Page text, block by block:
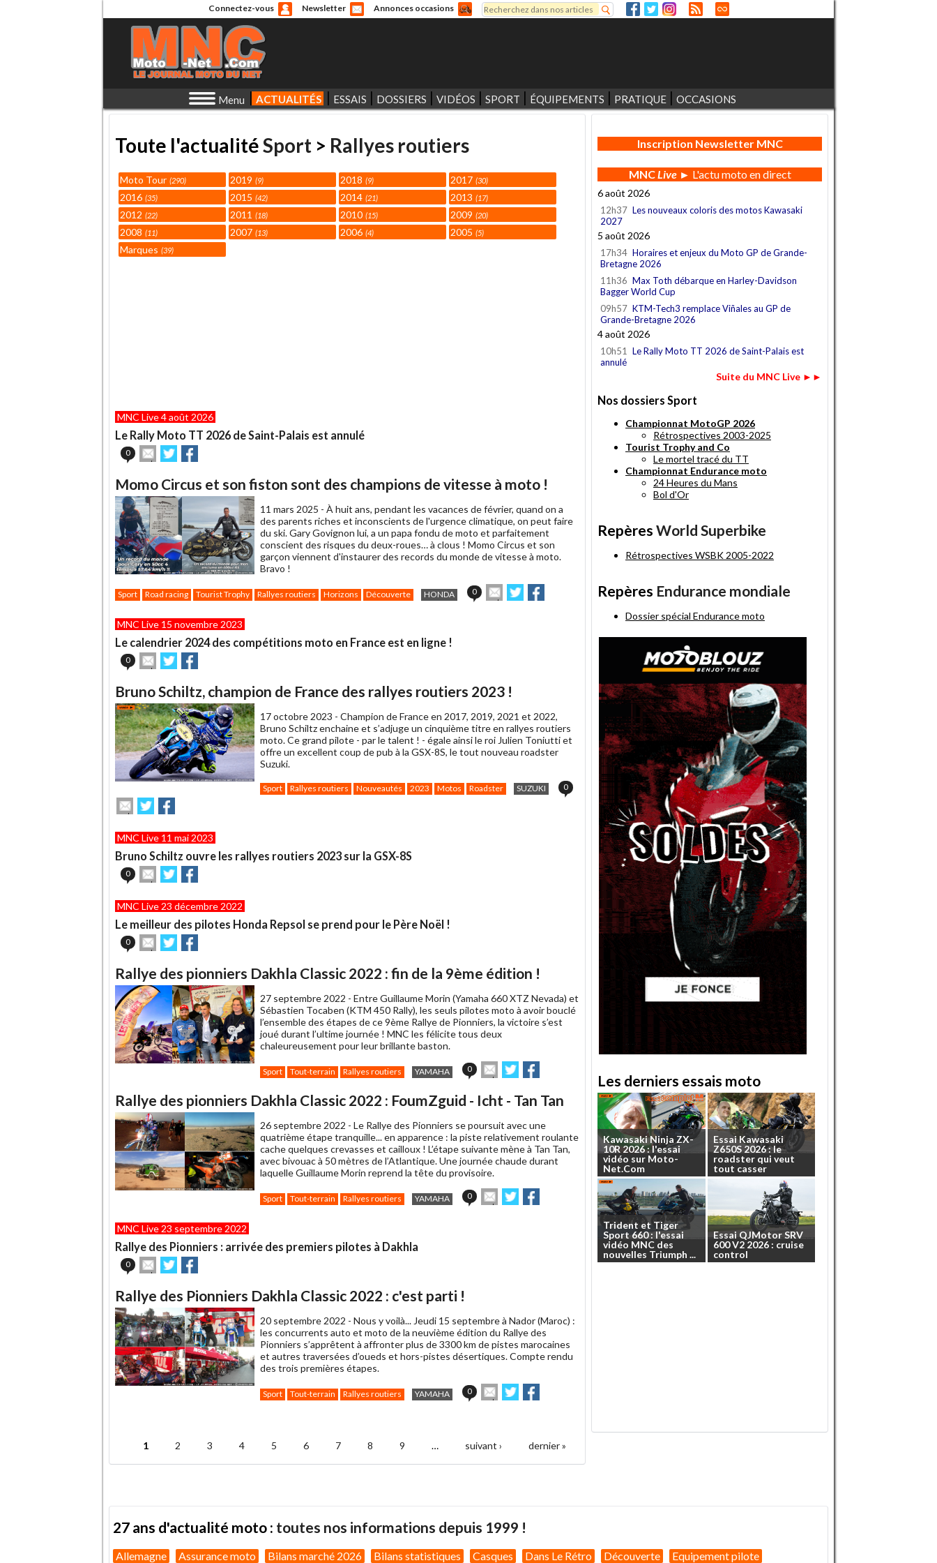
Connectez-vous Newsletter Annonces occasions
Formulaire de recherche
Rechercher
Menu ACTUALITÉS ESSAIS DOSSIERS VIDÉOS SPORT ÉQUIPEMENTS PRATIQUE OCCASIONS
Toute l'actualitéSport > Rallyes routiers
Moto Tour 290 2019 9 2018 9 2017 30
2016 35 2015 42 2014 21 2013 17
2012 22 2011 18 2010 15 2009 20
2008 11 2007 13 2006 4 2005 5
Marques 39
MNC Live 4 août 2026
Le Rally Moto TT 2026 de Saint-Palais est annulé
0
Envoyer
cet
à
un
ami
Partager
sur sur
Momo Circus et son fiston sont des champions de vitesse à moto !
11 mars 2025 - À huit ans, pendant les vacances de février, quand on a
des parents riches et inconscients de l'urgence climatique, on peut faire
du ski. Gary Govignon lui, a un papa fondu de moto et parfaitement
conscient des risques du deux-roues… à clous ! Momo Circus et son
garçon viennent d'instaurer des records du monde de vitesse à moto.
Bravo !
Sport Road racing Tourist Trophy Rallyes routiers Horizons Découverte HONDA 0
Envoyer
cet
Partager
sur sur
MNC Live 15 novembre 2023
Le calendrier 2024 des compétitions moto en France est en ligne !
0
Envoyer
cet
à
un
ami
Partager
sur sur
Bruno Schiltz, champion de France des rallyes routiers 2023 !
17 octobre 2023 - Champion de France en 2017, 2019, 2021 et 2022,
Bruno Schiltz enchaine et s’adjuge un cinquième titre en rallyes routiers
moto. Ce grand pilote - par le talent ! - égale ainsi le roi Julien Toniutti et
offre un excellent coup de pub à la GSX-8S, le tout nouveau roadster
Suzuki.
Sport Rallyes routiers Nouveautés 2023 Motos Roadster SUZUKI 0
Envoyer
cet
à
un
ami
Partager
sur
sur
MNC Live 11 mai 2023
Bruno Schiltz ouvre les rallyes routiers 2023 sur la GSX-8S
0
Envoyer
cet
à
un
ami
Partager
sur sur
MNC Live 23 décembre 2022
Le meilleur des pilotes Honda Repsol se prend pour le Père Noël !
0
Envoyer
cet
à
un
ami
Partager
sur sur
Rallye des pionniers Dakhla Classic 2022 : fin de la 9ème édition !
27 septembre 2022 - Entre Guillaume Morin (Yamaha 660 XTZ Nevada) et
Sébastien Tocaben (KTM 450 Rally), les seuls pilotes moto à avoir bouclé
l’ensemble des étapes de ce 9ème Rallye de Pionniers, la victoire s’est
joué durant l’ultime journée ! MNC les félicite tous deux
chaleureusement pour leur brillante baston.
Sport Tout-terrain Rallyes routiers YAMAHA 0
Envoyer
cet
à
ami
Partager
sur sur
Rallye des pionniers Dakhla Classic 2022 : FoumZguid - Icht - Tan Tan
26 septembre 2022 - Le Rallye des Pionniers se poursuit avec une
quatrième étape tranquille... en apparence : la piste relativement roulante
cache quelques crevasses et cailloux ! L’étape suivante mène à Tan Tan,
avec bivouac à 50 mètres de l’Atlantique. Une journée chaude durant
laquelle Guillaume Morin reprend la tête du provisoire.
Sport Tout-terrain Rallyes routiers YAMAHA 0
Envoyer
cet
Partager
sur sur
MNC Live 23 septembre 2022
Rallye des Pionniers : arrivée des premiers pilotes à Dakhla
0
Envoyer
cet
à
un
ami
Partager
sur sur
Rallye des Pionniers Dakhla Classic 2022 : c'est parti !
20 septembre 2022 - Nous y voilà... Jeudi 15 septembre à Nador (Maroc) :
les concurrents auto et moto de la neuvième édition du Rallye des
Pionniers s’apprêtent à affronter plus de 3300 km de pistes marocaines
et autres traversées d’oueds et hors-pistes désertiques. Compte rendu
des trois premières étapes.
Sport Tout-terrain Rallyes routiers YAMAHA 0
Envoyer
cet
ami
Partager
sur sur
Pages
1 2 3 4 5 6 7 8 9 … suivant › dernier »
Inscription Newsletter MNC
MNCLive► L'actu moto en direct
6 août 2026
12h37 Les nouveaux coloris des motos Kawasaki
2027
5 août 2026
17h34 Horaires et enjeux du Moto GP de Grande-
Bretagne 2026
11h36 Max Toth débarque en Harley-Davidson
Bagger World Cup
09h57 KTM-Tech3 remplace Viñales au GP de
Grande-Bretagne 2026
4 août 2026
10h51
Le Rally Moto TT 2026 de Saint-Palais est
annulé
Suite du MNC Live ►►
Nos dossiers Sport
Championnat MotoGP 2026
Rétrospectives 2003-2025
Tourist Trophy and Co
Le mortel tracé du TT
Championnat Endurance moto
24 Heures du Mans
Bol d'Or
Repères World Superbike
Rétrospectives WSBK 2005-2022
Repères Endurance mondiale
Dossier spécial Endurance moto
Les derniers essais moto
KawasakiNinja ZX-
10R2026: l'essai
vidéo sur Moto-
Net.Com
EssaiKawasaki
Z650S 2026:le
roadster qui veut
tout casser
Trident etTiger
Sport660:l'essai
vidéo MNC des
nouvelles Triumph ...
Essai QJMotorSRV
600V2 2026 : cruise
control
27 ans d'actualité moto : toutes nos informations depuis 1999 !
Allemagne Assurance moto Bilans marché 2026 Bilans statistiques Casques Dans Le Rétro Découverte Equipement pilote